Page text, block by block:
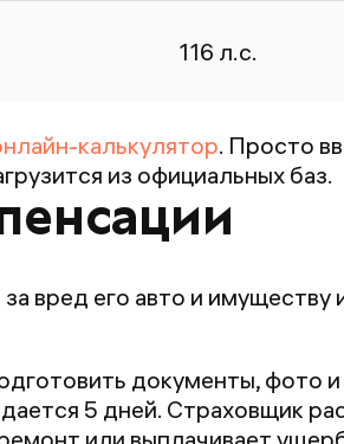
сто раз
116 л.с.
калькулятор. Просто
из официальных баз.
вред его авто и
документы, фото
5 дней. Страховщик